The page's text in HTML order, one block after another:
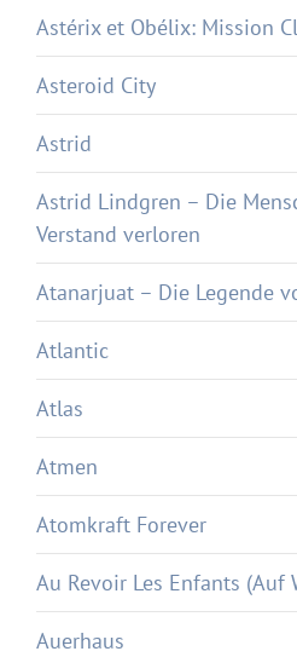
Astérix et Obélix: Mission
Asteroid City
Astrid
Astrid Lindgren – Die
Verstand verloren
Atanarjuat – Die Legende
Atlantic
Atlas
Atmen
Atomkraft Forever
Au Revoir Les Enfants (Auf
Auerhaus